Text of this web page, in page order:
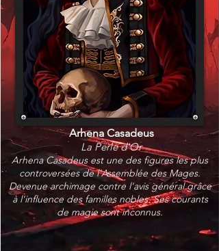
Arhena Casadeus
La Perle d'Or
Arhena Casadeus est une des figures les plus
controversées de l'Assemblée des Mages.
Devenue archimage contre l'avis général grâce
à l'influence des familles nobles. Ses courants
de magie sont inconnus.